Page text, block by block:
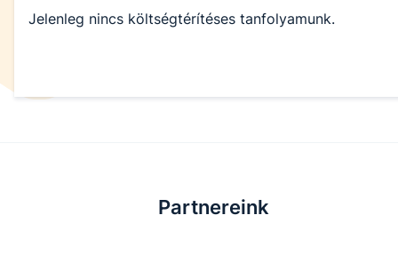
Jelenleg nincs költségtérítéses tanfolyamunk.
Partnereink